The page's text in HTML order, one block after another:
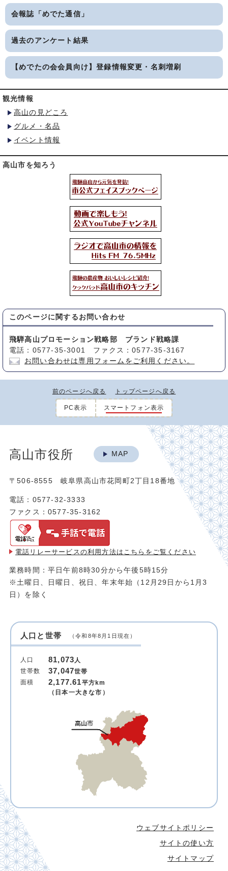
会報誌「めでた通信」
過去のアンケート結果
【めでたの会会員向け】登録情報変更・名刺増刷
観光情報
高山の見どころ
グルメ・名品
イベント情報
高山市を知ろう
このページに関する お問い合わせ
飛騨高山プロモーション戦略部 ブランド戦略課
電話：0577-35-3001 ファクス：0577-35-3167
お問い合わせは専用フォームをご利用ください。
前のページへ戻る トップページへ戻る
PC表示 スマートフォン表示
高山市役所 MAP
〒506-8555 岐阜県高山市花岡町2丁目18番地
電話：0577-32-3333
ファクス：0577-35-3162
電話リレーサービスの利用方法は こちらをご覧ください
業務時間：平日午前8時30分から午後5時15分
※土曜日、日曜日、祝日、年末年始（12月29日から1月3
日）を除く
人口と世帯 （令和8年8月1日現在）
人口 81,073 人
世帯数
37,047世帯
面積
2,177.61平方km
（日本一大きな市）
ウェブサイトポリシー
サイトの使い方
サイトマップ